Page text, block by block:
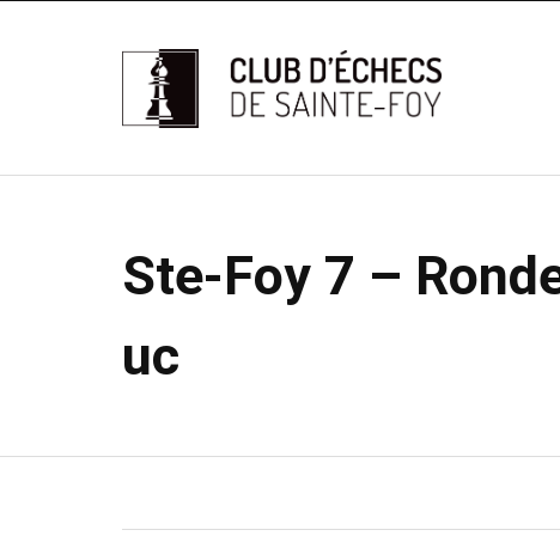
Ste-Foy 7 –
uc